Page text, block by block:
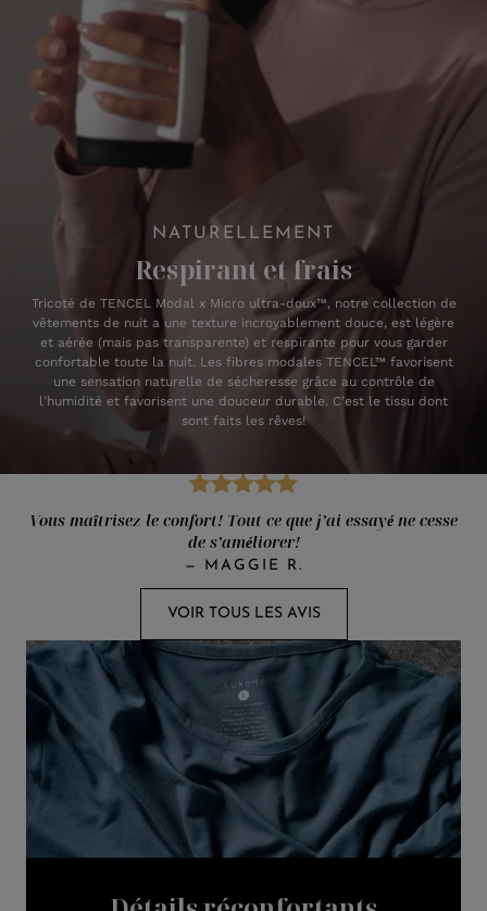
NATURELLEMENT
Respirant et frais
Tricoté de TENCEL Modal x Micro ultra-doux™, notre collection de
vêtements de nuit a une texture incroyablement douce, est légère
et aérée (mais pas transparente) et respirante pour vous garder
confortable toute la nuit. Les fibres modales TENCEL™ favorisent
une sensation naturelle de sécheresse grâce au contrôle de
l’humidité et favorisent une douceur durable. C’est le tissu dont
sont faits les rêves!
Vous maîtrisez le confort! Tout ce que j’ai essayé ne cesse
de s’améliorer!
— MAGGIE R.
VOIR TOUS LES AVIS